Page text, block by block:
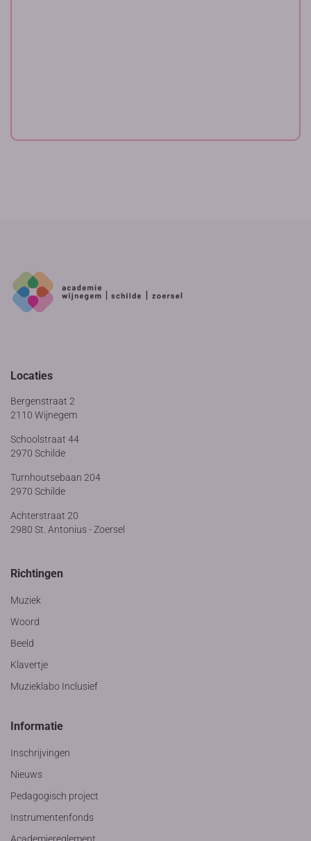
Locaties
Bergenstraat 2
2110 Wijnegem
Schoolstraat 44
2970 Schilde
Turnhoutsebaan 204
2970 Schilde
Achterstraat 20
2980 St. Antonius - Zoersel
Richtingen
Muziek
Woord
Beeld
Klavertje
Muzieklabo Inclusief
Informatie
Inschrijvingen
Nieuws
Pedagogisch project
Instrumentenfonds